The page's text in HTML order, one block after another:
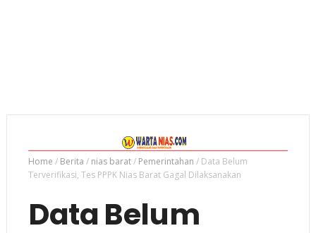
Home / Berita / nias barat/ Pemerintahan / Data Belum
Terverifikasi, Tes PPPK Nias Barat Gagal Dilaksanakan
Data Belum